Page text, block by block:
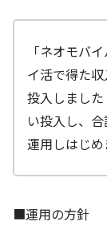
「ネオモバ
イ活で得た
投入しまし
い投入し、
運用しはじめ
■運用の方針